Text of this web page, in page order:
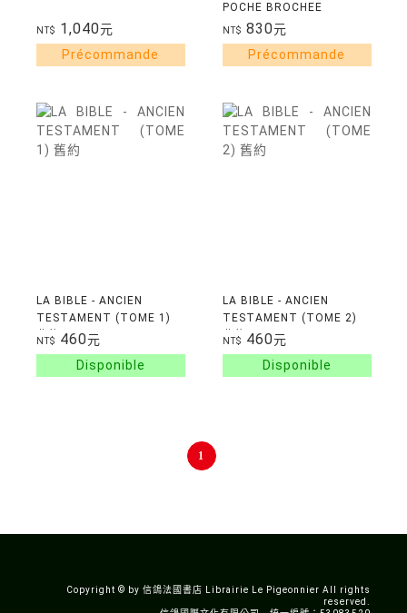
NT$ 1,040元
POCHE BROCHEE
NT$ 830元
LA BIBLE - ANCIEN
TESTAMENT (TOME 1)
舊約
NT$ 460元
LA BIBLE - ANCIEN
TESTAMENT (TOME 2)
舊約
NT$ 460元
1
Copyright © by 信鴿法國書店 Librairie Le Pigeonnier All rights
reserved.